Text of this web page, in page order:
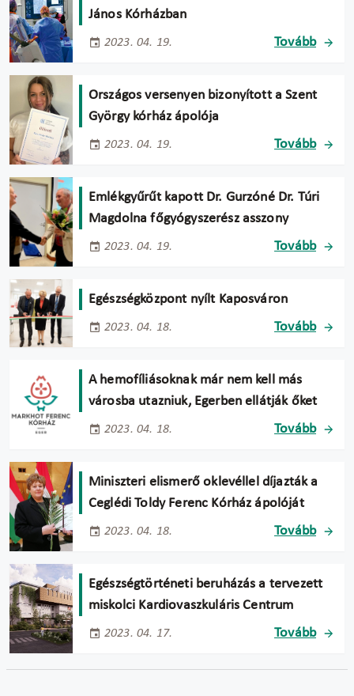
János Kórházban
2023. 04. 19. Tovább
Országos versenyen bizonyított a Szent
György kórház ápolója
2023. 04. 19. Tovább
Emlékgyűrűt kapott Dr. Gurzóné Dr. Túri
Magdolna főgyógyszerész asszony
2023. 04. 19. Tovább
Egészségközpont nyílt Kaposváron
2023. 04. 18. Tovább
A hemofíliásoknak már nem kell más
városba utazniuk, Egerben ellátják őket
2023. 04. 18. Tovább
Miniszteri elismerő oklevéllel díjazták a
Ceglédi Toldy Ferenc Kórház ápolóját
2023. 04. 18. Tovább
Egészségtörténeti beruházás a tervezett
miskolci Kardiovaszkuláris Centrum
2023. 04. 17. Tovább